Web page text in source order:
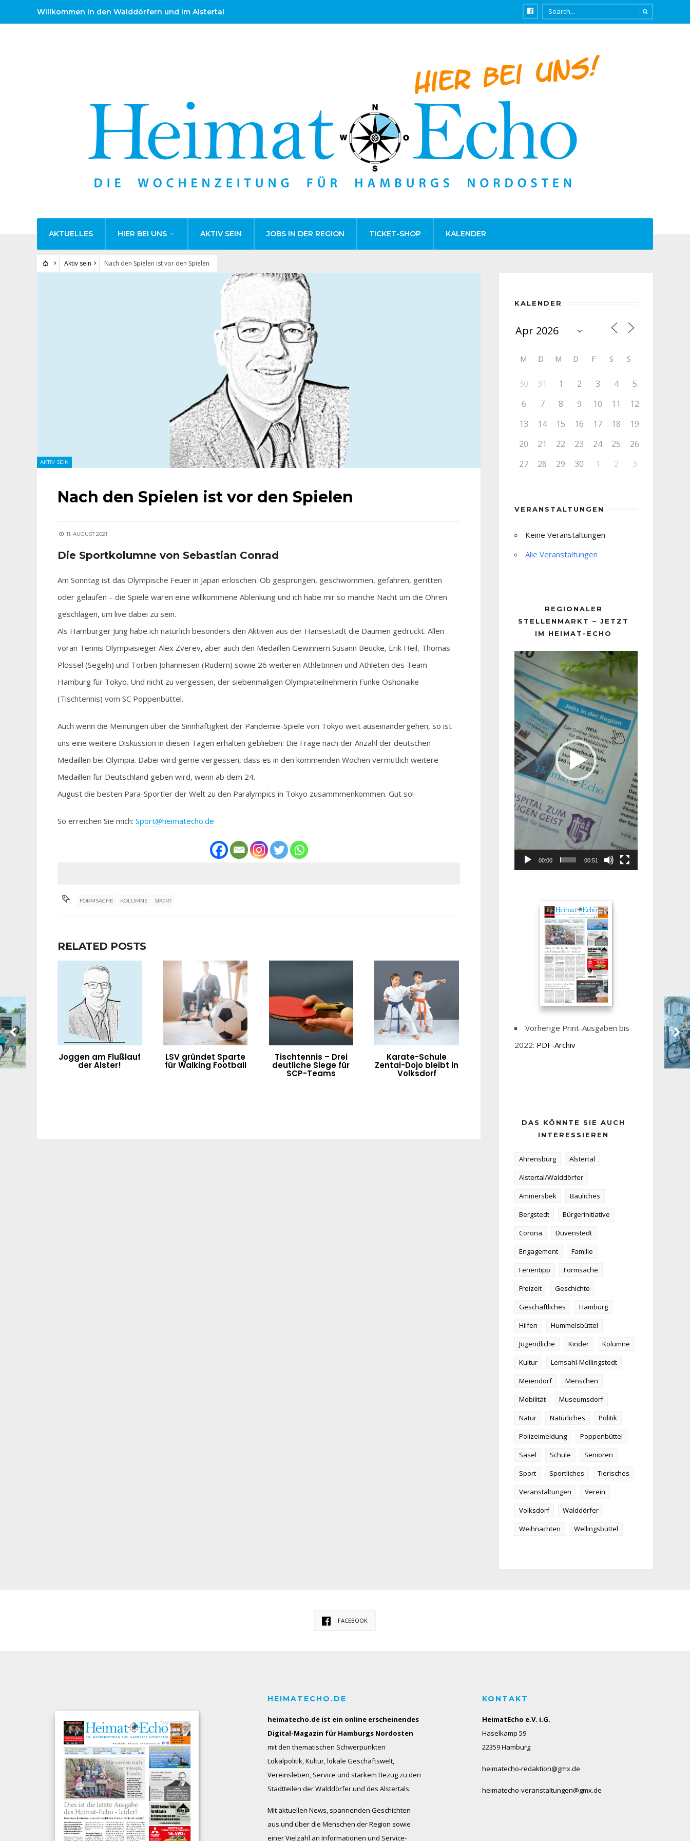
Willkommen in den Walddörfern und im Alstertal
AKTUELLES HIER BEI UNS AKTIV SEIN JOBS IN DER REGION TICKET-SHOP KALENDER
Aktiv sein Nach den Spielen ist vor den Spielen
AKTIV SEIN
Nach den Spielen ist vor den Spielen
11. AUGUST 2021
Die Sportkolumne von Sebastian Conrad
Am Sonntag ist das Olympische Feuer in Japan erloschen. Ob gesprungen, geschwommen, gefahren, geritten
oder gelaufen – die Spiele waren eine willkommene Ablenkung und ich habe mir so manche Nacht um die Ohren
geschlagen, um live dabei zu sein.
Als Hamburger Jung habe ich natürlich besonders den Aktiven aus der Hansestadt die Daumen gedrückt. Allen
voran Tennis Olympiasieger Alex Zverev, aber auch den Medaillen Gewinnern Susann Beucke, Erik Heil, Thomas
Plössel (Segeln) und Torben Johannesen (Rudern) sowie 26 weiteren Athletinnen und Athleten des Team
Hamburg für Tokyo. Und nicht zu vergessen, der siebenmaligen Olympiateilnehmerin Funke Oshonaike
(Tischtennis) vom SC Poppenbüttel.
Auch wenn die Meinungen über die Sinnhaftigkeit der Pandemie-Spiele von Tokyo weit auseinandergehen, so ist
uns eine weitere Diskussion in diesen Tagen erhalten geblieben: Die Frage nach der Anzahl der deutschen
Medaillen bei Olympia. Dabei wird gerne vergessen, dass es in den kommenden Wochen vermutlich weitere
Medaillen für Deutschland geben wird, wenn ab dem 24.
August die besten Para-Sportler der Welt zu den Paralympics in Tokyo zusammmenkommen. Gut so!
So erreichen Sie mich: Sport@heimatecho.de
FORMSACHE KOLUMNE SPORT
RELATED POSTS
Joggen am Flußlauf
der Alster!
LSV gründet Sparte
für Walking Football
Tischtennis – Drei
deutliche Siege für
SCP-Teams
Karate-Schule
Zentai-Dojo bleibt in
Volksdorf
KALENDER
M D M D F S S
30 31 1 2 3 4
5
6
7 8 9 10 11
12
13
14 15 16 17 18
19
20
21 22 23 24 25
26
27
28 29 30 1 2 3
VERANSTALTUNGEN
Keine Veranstaltungen
Alle Veranstaltungen
REGIONALER
STELLENMARKT – JETZT
IM HEIMAT-ECHO
Player
00:00 00:51
Vorherige Print-Ausgaben bis
2022: PDF-Archiv
DAS KÖNNTE SIE AUCH
INTERESSIEREN
Ahrensburg
Alstertal
Alstertal/Walddörfer
Ammersbek
Bauliches
Bergstedt
Bürgerinitiative
Corona
Duvenstedt
Engagement
Familie
Ferientipp
Formsache
Freizeit
Geschichte
Geschäftliches
Hamburg
Hilfen
Hummelsbüttel
Jugendliche
Kinder
Kolumne
Kultur
Lemsahl-Mellingstedt
Meiendorf
Menschen
Mobilität
Museumsdorf
Natur
Natürliches
Politik
Polizeimeldung
Poppenbüttel
Sasel
Schule
Senioren
Sport
Sportliches
Tierisches
Veranstaltungen
Verein
Volksdorf
Walddörfer
Weihnachten
Wellingsbüttel
FACEBOOK
HEIMATECHO.DE
heimatecho.de ist ein online erscheinendes
Digital-Magazin für Hamburgs Nordosten
mit den thematischen Schwerpunkten
Lokalpolitik, Kultur, lokale Geschäftswelt,
Vereinsleben, Service und starkem Bezug zu den
Stadtteilen der Walddörfer und des Alstertals.
Mit aktuellen News, spannenden Geschichten
aus und über die Menschen der Region sowie
einer Vielzahl an Informationen und Service-
KONTAKT
HeimatEcho e.V. i.G.
Haselkamp 59
22359 Hamburg
heimatecho-redaktion@gmx.de
heimatecho-veranstaltungen@gmx.de